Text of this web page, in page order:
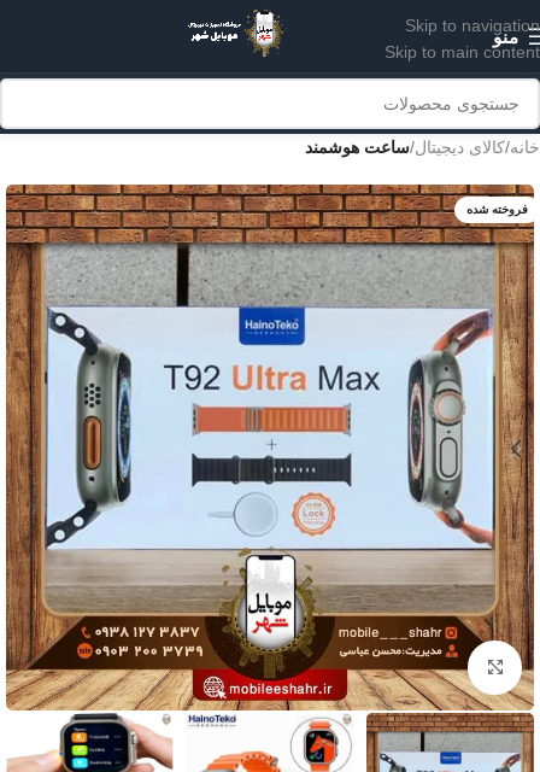
Skip to navigation
Skip to main content
منو
خانه کالای دیجیتال ساعت هوشمند
فروخته شده
برای بزرگنمایی کلیک کنید